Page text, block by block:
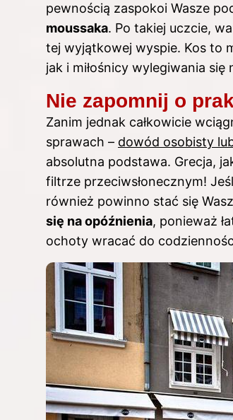
pewnością zaspokoi Wasze
moussaka. Po takiej uczcie,
tej wyjątkowej wyspie. Kos to
jak i miłośnicy wylegiwania się
Nie zapomnij o
Zanim jednak całkowicie
sprawach – dowód osobisty
absolutna podstawa. Grecja,
filtrze przeciwsłonecznym!
również powinno stać się
się na opóźnienia, ponieważ
ochoty wracać do